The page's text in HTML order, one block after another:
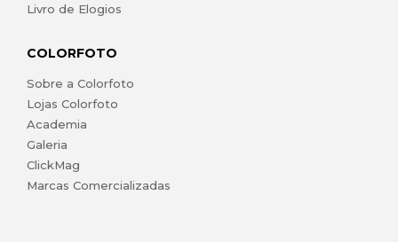
Livro de Elogios
COLORFOTO
Sobre a Colorfoto
Lojas Colorfoto
Academia
Galeria
ClickMag
Marcas Comercializadas